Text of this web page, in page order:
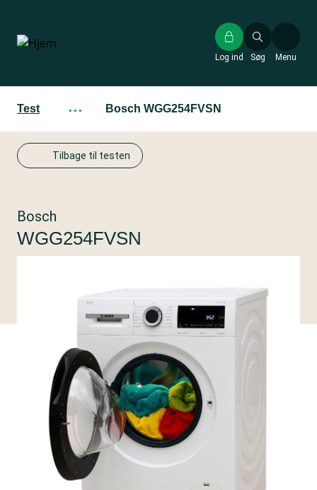
hovedindhold
Søg
Log ind Menu
Test ··· Bosch WGG254FVSN
Tilbage til testen
Bosch
WGG254FVSN